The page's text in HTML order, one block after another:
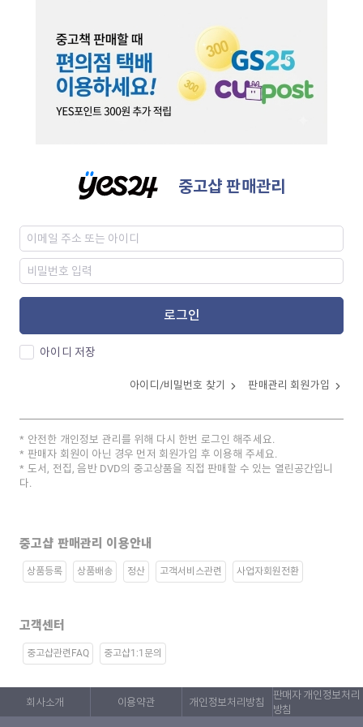
중고샵 판매관리
로그인
아이디 저장
아이디/비밀번호 찾기 판매관리 회원가입
안전한 개인정보 관리를 위해 다시 한번 로그인 해주세요.
판매자 회원이 아닌 경우 먼저 회원가입 후 이용해 주세요.
도서, 전집, 음반 DVD의 중고상품을 직접 판매할 수 있는 열린공간입니
다.
중고샵 판매관리 이용안내
상품등록 상품배송 정산 고객서비스관련 사업자회원전환
고객센터
중고샵관련FAQ 중고샵1:1문의
회사소개 이용약관 개인정보처리방침
판매자 개인정보처리
방침